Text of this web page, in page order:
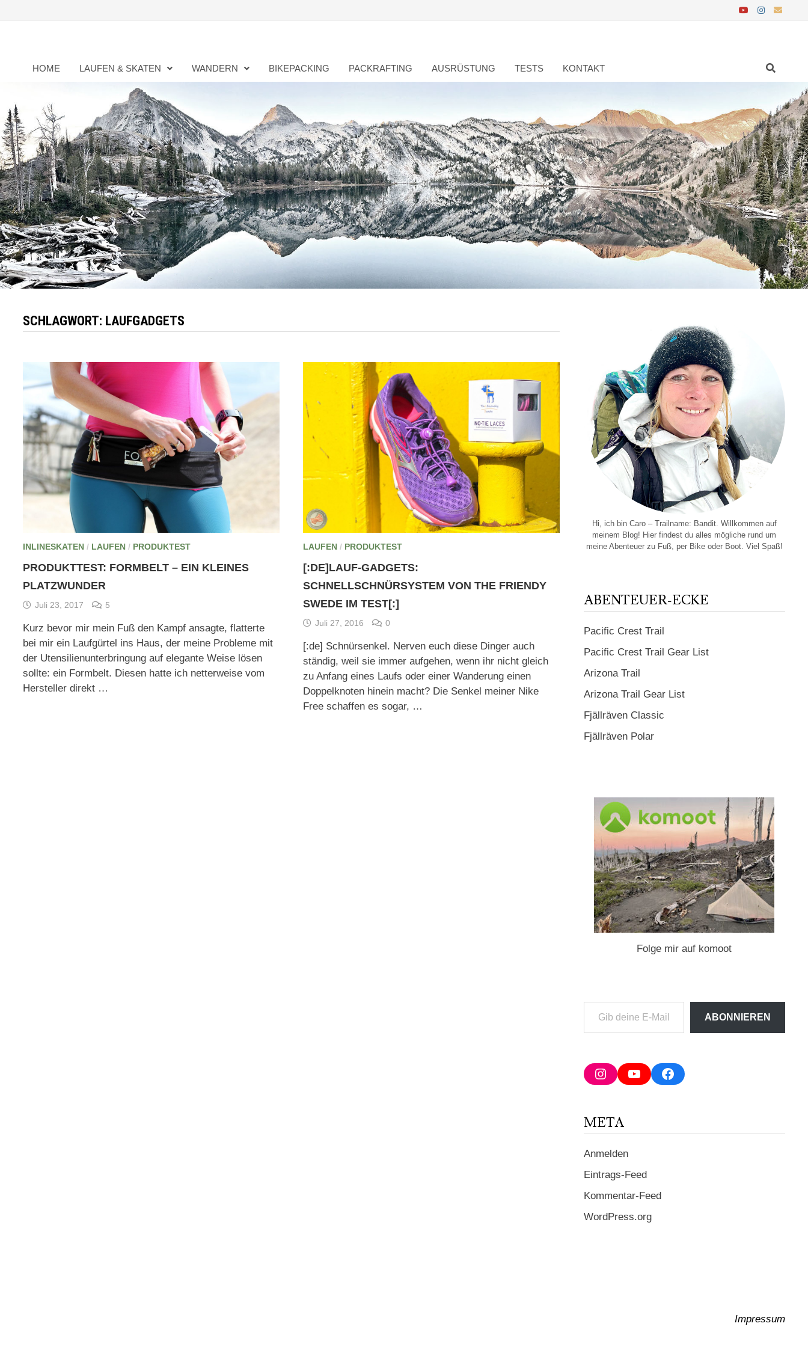
HOME LAUFEN & SKATEN WANDERN BIKEPACKING PACKRAFTING AUSRÜSTUNG TESTS KONTAKT
SCHLAGWORT: LAUFGADGETS
INLINESKATEN / LAUFEN / PRODUKTEST
PRODUKTTEST: FORMBELT – EIN KLEINES
PLATZWUNDER
Juli 23, 2017 5
Kurz bevor mir mein Fuß den Kampf ansagte, flatterte
bei mir ein Laufgürtel ins Haus, der meine Probleme mit
der Utensilienunterbringung auf elegante Weise lösen
sollte: ein Formbelt. Diesen hatte ich netterweise vom
Hersteller direkt …
LAUFEN/ PRODUKTEST
[:DE]LAUF-GADGETS:
SCHNELLSCHNÜRSYSTEM VON THE FRIENDY
SWEDE IM TEST[:]
Juli 27, 2016 0
[:de] Schnürsenkel. Nerven euch diese Dinger auch
ständig, weil sie immer aufgehen, wenn ihr nicht gleich
zu Anfang eines Laufs oder einer Wanderung einen
Doppelknoten hinein macht? Die Senkel meiner Nike
Free schaffen es sogar, …
Hi, ich bin Caro – Trailname: Bandit. Willkommen auf
meinem Blog! Hier findest du alles mögliche rund um
meine Abenteuer zu Fuß, per Bike oder Boot. Viel Spaß!
ABENTEUER-ECKE
Pacific Crest Trail
Pacific Crest Trail Gear List
Arizona Trail
Arizona Trail Gear List
Fjällräven Classic
Fjällräven Polar
Folge mir auf komoot
deine
Adresse
ein ...
ABONNIEREN
InstagramYouTubeFacebook
META
Anmelden
Eintrags-Feed
Kommentar-Feed
WordPress.org
Impressum